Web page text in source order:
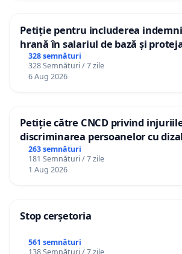
Petiție pentru includerea
hrană în salariul de bază și
gradațiilor de vechime pentru
personali
328 semnături
328 Semnături / 7 zile
6 Aug 2026
Petiție către CNCD privind
discriminarea persoanelor cu
către utilizatorul TikTok „Gorici”
263 semnături
181 Semnături / 7 zile
1 Aug 2026
Stop cerșetoria
561 semnături